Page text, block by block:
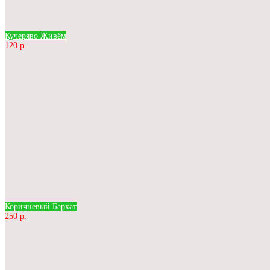
Кучеряво Живём
120 р.
Коричневый Бархат
250 р.